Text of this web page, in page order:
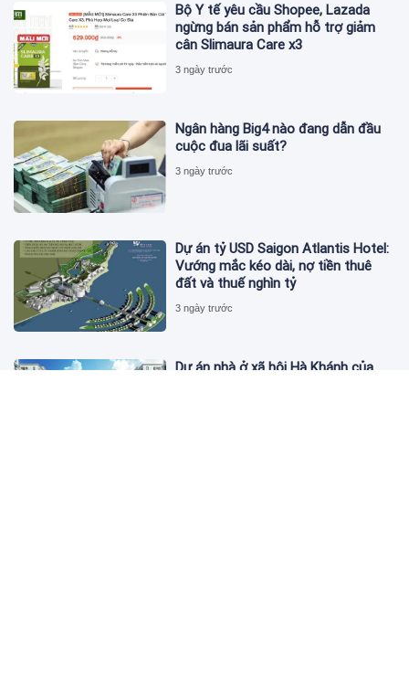
Bộ Y tế yêu cầu Shopee, Lazada
ngừng bán sản phẩm hỗ trợ giảm
cân Slimaura Care x3
3 ngày trước
Ngân hàng Big4 nào đang dẫn đầu
cuộc đua lãi suất?
3 ngày trước
Dự án tỷ USD Saigon Atlantis Hotel:
Vướng mắc kéo dài, nợ tiền thuê
đất và thuế nghìn tỷ
3 ngày trước
Dự án nhà ở xã hội Hà Khánh của